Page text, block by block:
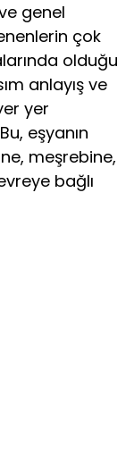
genel
çok
olduğu
anlayış ve
yer
eşyanın
meşrebine,
bağlı